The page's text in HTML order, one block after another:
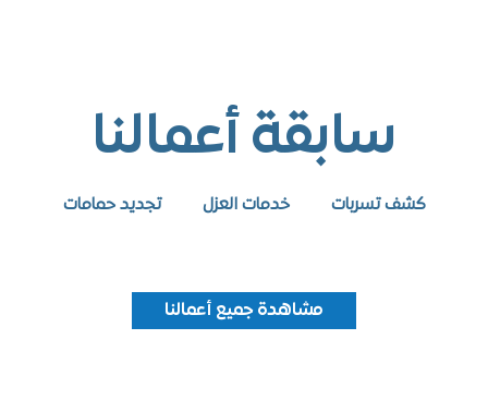
سابقة أعمالنا
كشف تسربات خدمات العزل تجديد حمامات
مشاهدة جميع أعمالنا